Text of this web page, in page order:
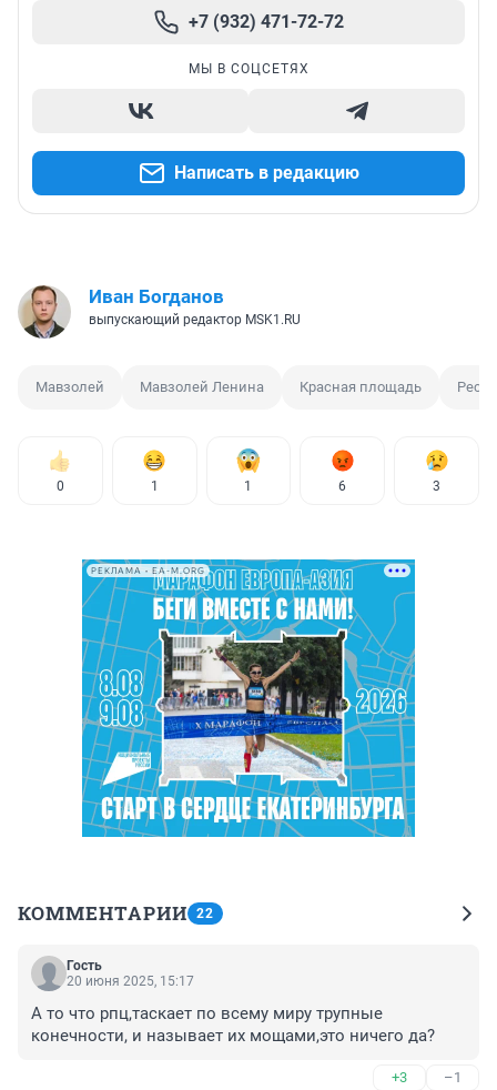
+7 (932) 471-72-72
МЫ В СОЦСЕТЯХ
Написать в редакцию
Иван Богданов
выпускающий редактор MSK1.RU
Мавзолей Мавзолей Ленина Красная площадь
0 1 1 6 3
РЕКЛАМА • EA-M.ORG
КОММЕНТАРИИ 22
Гость
20 июня 2025, 15:17
А то что рпц,таскает по всему миру трупные
конечности, и называет их мощами,это ничего да?
+3 –1